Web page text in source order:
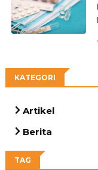
KATEGORI
Artikel
Berita
TAG